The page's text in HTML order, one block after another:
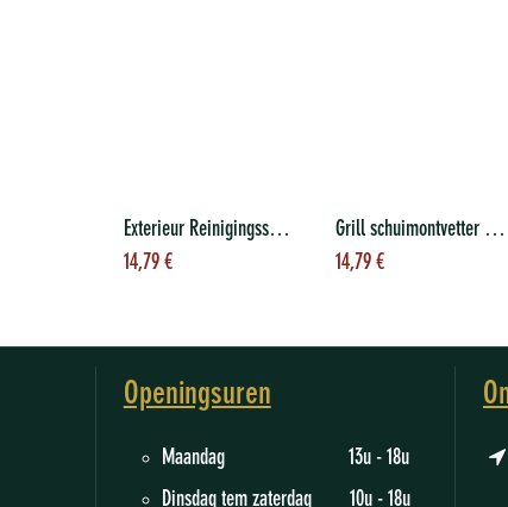
Toevoegen aan
winkelwagen
Exterieur Reinigingsspray voor Grill, 700 ml
14,79€ winkelwagen
Grill schuimontvetter 700 ml
14,79 €
Openingsuren
Maandag 13u - 18u
Dinsdag tem zaterdag 10u - 18u